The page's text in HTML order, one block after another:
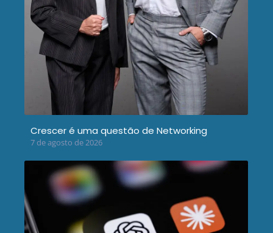
Crescer é uma questão de Networking
7 de agosto de 2026